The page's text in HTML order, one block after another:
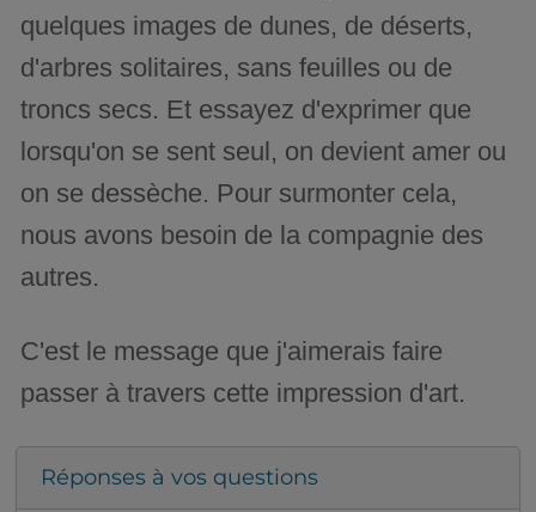
quelques images de dunes, de déserts,
d'arbres solitaires, sans feuilles ou de
troncs secs. Et essayez d'exprimer que
lorsqu'on se sent seul, on devient amer ou
on se dessèche. Pour surmonter cela,
nous avons besoin de la compagnie des
autres.
C'est le message que j'aimerais faire
passer à travers cette impression d'art.
Réponses à vos questions